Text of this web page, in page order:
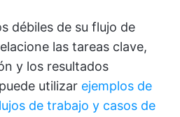
débiles de su flujo de
las tareas clave,
y los resultados
utilizar ejemplos de
de trabajo y casos de